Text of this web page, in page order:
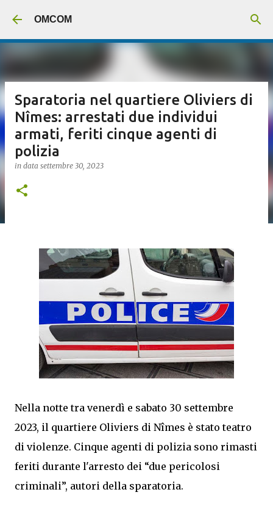
OMCOM
Sparatoria nel quartiere Oliviers di
Nîmes: arrestati due individui
armati, feriti cinque agenti di
polizia
in data settembre 30, 2023
Nella notte tra venerdì e sabato 30 settembre
2023, il quartiere Oliviers di Nîmes è stato teatro
di violenze. Cinque agenti di polizia sono rimasti
feriti durante l'arresto dei “due pericolosi
criminali”, autori della sparatoria.